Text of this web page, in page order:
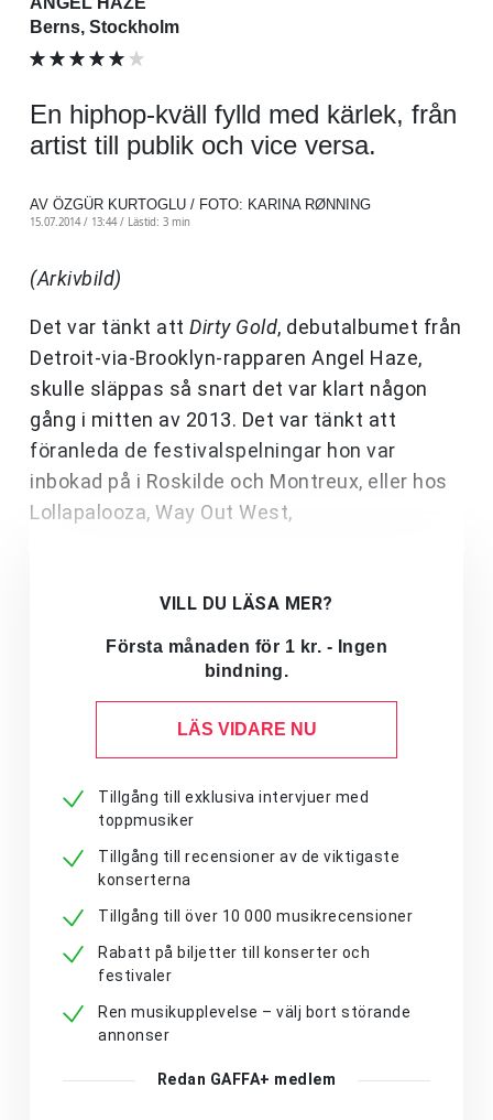
Berns, Stockholm
En hiphop-kväll fylld med kärlek, från
artist till publik och vice versa.
AV ÖZGÜR KURTOGLU / FOTO: KARINA RØNNING
15.07.2014 / 13:44 / Lästid: 3 min
(Arkivbild)
Det var tänkt att Dirty Gold, debutalbumet från
Detroit-via-Brooklyn-rapparen Angel Haze,
skulle släppas så snart det var klart någon
gång i mitten av 2013. Det var tänkt att
föranleda de festivalspelningar hon var
inbokad på i Roskilde och Montreux, eller hos
Lollapalooza, Way Out West,
VILL DU LÄSA MER?
Första månaden för 1 kr. - Ingen
bindning.
LÄS VIDARE NU
Tillgång till exklusiva intervjuer med
toppmusiker
Tillgång till recensioner av de viktigaste
konserterna
Tillgång till över 10 000 musikrecensioner
Rabatt på biljetter till konserter och
festivaler
Ren musikupplevelse – välj bort störande
annonser
Redan GAFFA+ medlem